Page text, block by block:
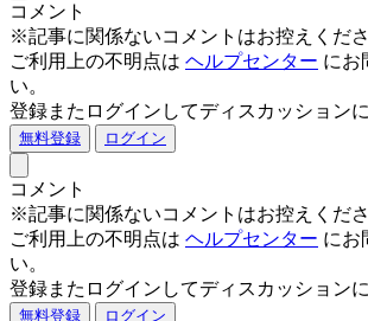
コメント
※記事に関係ないコメントはお控えくださ
ご利用上の不明点は ヘルプセンター にお
い。
登録またログインしてディスカッション
無料登録 ログイン
コメント
※記事に関係ないコメントはお控えくださ
ご利用上の不明点は ヘルプセンター にお
い。
登録またログインしてディスカッション
無料登録 ログイン